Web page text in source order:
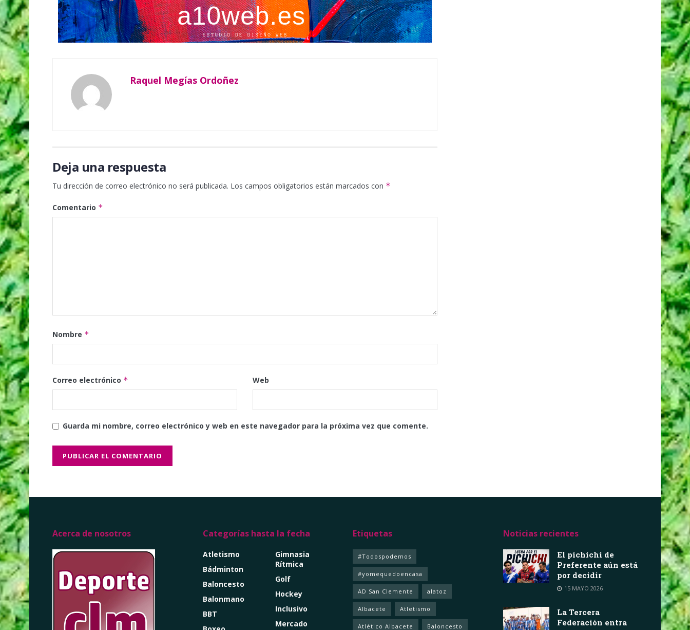
Raquel Megías Ordoñez
Deja una respuesta
Tu dirección de correo electrónico no será publicada. Los campos obligatorios están marcados con *
Comentario *
Nombre *
Correo electrónico * Web
Guarda mi nombre, correo electrónico y web en este navegador para la próxima vez que comente.
Acerca de nosotros Categorías hasta la fecha
Atletismo
Bádminton
Baloncesto
Balonmano
BBT
Gimnasia
Rítmica
Golf
Hockey
Inclusivo
Mercado
Etiquetas
#Todospodemos
#yomequedoencasa
AD San Clemente alatoz
Albacete Atletismo
Atlético Albacete Baloncesto
Noticias recientes
El pichichi de
Preferente aún está
por decidir
15 MAYO 2026
La Tercera
Federación entra